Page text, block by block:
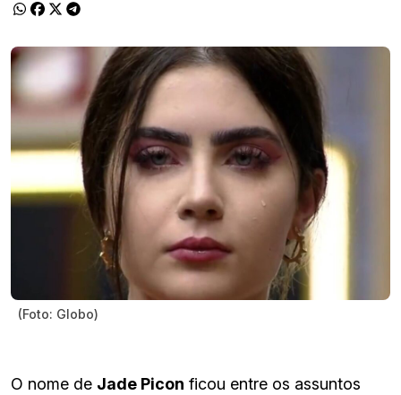
(Foto: Globo)
O nome de Jade Picon ficou entre os assuntos